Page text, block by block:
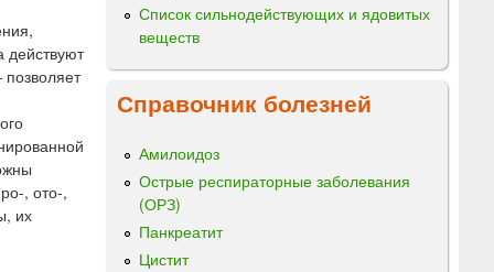
, ото-,
их
Список сильнодействующих и ядовитых
веществ
Справочник болезней
Амилоидоз
Острые респираторные заболевания
(ОРЗ)
Панкреатит
Цистит